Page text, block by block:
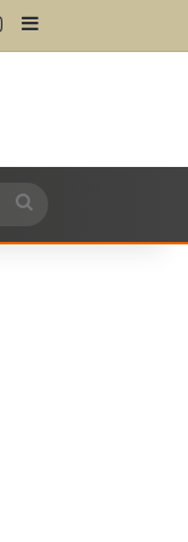
InstagramBarra Lateral
por